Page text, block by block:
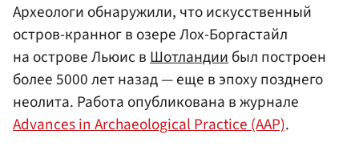
Археологи обнаружили, что искусственный
остров-кранног в озере Лох-Боргастайл
на острове Льюис вШотландиибыл построен
более 5000 лет назад — еще в эпоху позднего
неолита. Работа опубликована в журнале
Advances in Archaeological Practice (AAP).